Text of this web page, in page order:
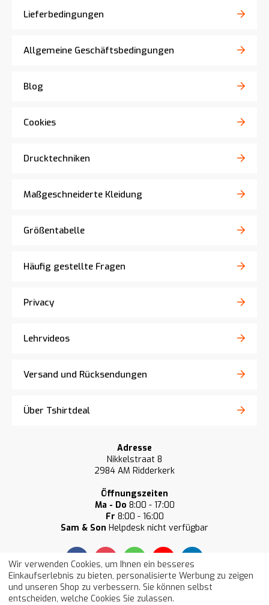
Lieferbedingungen
Allgemeine Geschäftsbedingungen
Blog
Cookies
Drucktechniken
Maßgeschneiderte Kleidung
Größentabelle
Häufig gestellte Fragen
Privacy
Lehrvideos
Versand und Rücksendungen
Über Tshirtdeal
Adresse
Nikkelstraat 8
2984 AM Ridderkerk
Öffnungszeiten
Ma - Do 8:00 - 17:00
Fr 8:00 - 16:00
Sam & Son Helpdesk nicht verfügbar
Unsere Kunden bewerten uns im
Wir verwenden Cookies, um Ihnen ein besseres
Einkaufserlebnis zu bieten, personalisierte Werbung zu zeigen
und unseren Shop zu verbessern. Sie können selbst
entscheiden, welche Cookies Sie zulassen.